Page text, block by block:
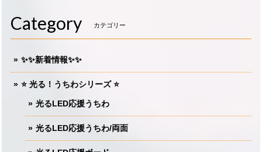
Category カテゴリー
✨✨新着情報✨✨
⭐️ 光る！うちわシリーズ ⭐️
光るLED応援うちわ
光るLED応援うちわ/両面